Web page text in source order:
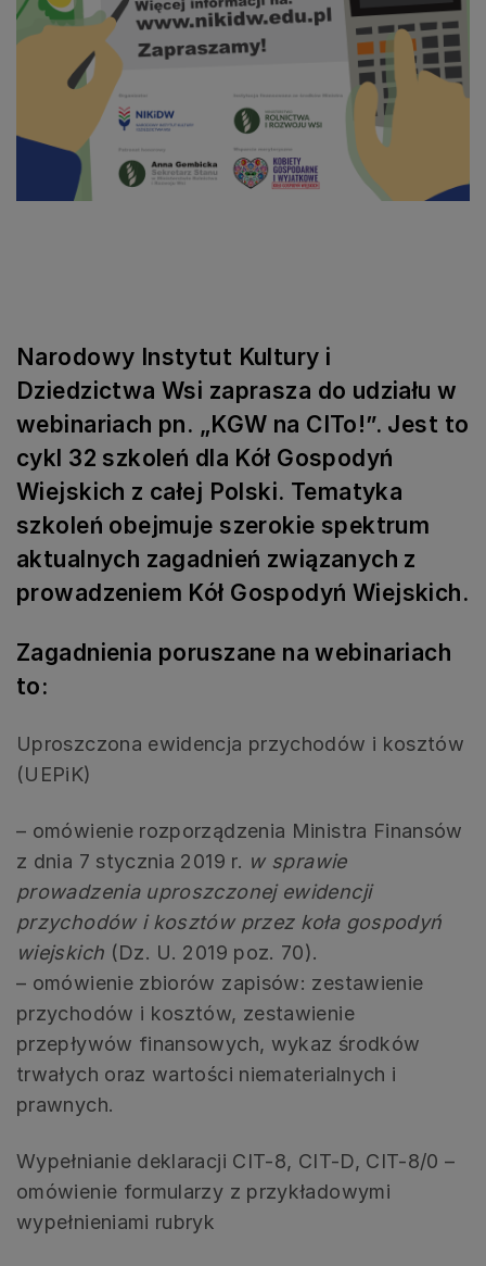
Narodowy Instytut Kultury i
Dziedzictwa Wsi zaprasza do udziału w
webinariach pn. „KGW na CITo!”. Jest to
cykl 32 szkoleń dla Kół Gospodyń
Wiejskich z całej Polski. Tematyka
szkoleń obejmuje szerokie spektrum
aktualnych zagadnień związanych z
prowadzeniem Kół Gospodyń Wiejskich.
Zagadnienia poruszane na webinariach
to:
Uproszczona ewidencja przychodów i kosztów
(UEPiK)
– omówienie rozporządzenia Ministra Finansów
z dnia 7 stycznia 2019 r. w sprawie
prowadzenia uproszczonej ewidencji
przychodów i kosztów przez koła gospodyń
wiejskich (Dz. U. 2019 poz. 70).
– omówienie zbiorów zapisów: zestawienie
przychodów i kosztów, zestawienie
przepływów finansowych, wykaz środków
trwałych oraz wartości niematerialnych i
prawnych.
Wypełnianie deklaracji CIT-8, CIT-D, CIT-8/0 –
omówienie formularzy z przykładowymi
wypełnieniami rubryk